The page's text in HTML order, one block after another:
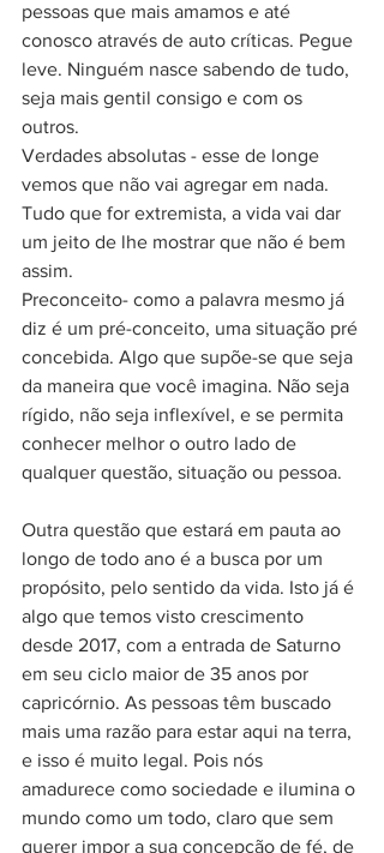
pessoas que mais amamos e até
conosco através de auto críticas. Pegue
leve. Ninguém nasce sabendo de tudo,
seja mais gentil consigo e com os
outros.
Verdades absolutas - esse de longe
vemos que não vai agregar em nada.
Tudo que for extremista, a vida vai dar
um jeito de lhe mostrar que não é bem
assim.
Preconceito- como a palavra mesmo já
diz é um pré-conceito, uma situação pré
concebida. Algo que supõe-se que seja
da maneira que você imagina. Não seja
rígido, não seja inflexível, e se permita
conhecer melhor o outro lado de
qualquer questão, situação ou pessoa.
Outra questão que estará em pauta ao
longo de todo ano é a busca por um
propósito, pelo sentido da vida. Isto já é
algo que temos visto crescimento
desde 2017, com a entrada de Saturno
em seu ciclo maior de 35 anos por
capricórnio. As pessoas têm buscado
mais uma razão para estar aqui na terra,
e isso é muito legal. Pois nós
amadurece como sociedade e ilumina o
mundo como um todo, claro que sem
querer impor a sua concepção de fé, de